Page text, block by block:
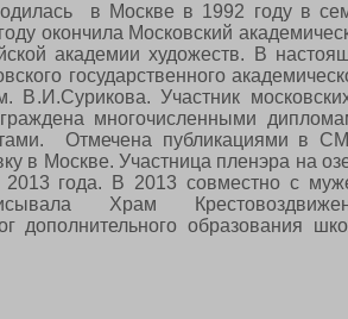
в Москве в 1992 году в
окончила Московский
академии художеств. ​В
государственного
В.И.Сурикова. Участник
многочисленными
Отмечена публикациями в
в Москве. Участница пленэра на
2013 года. В 2013 совместно с
Храм
дополнительного образования